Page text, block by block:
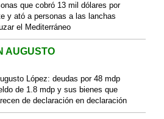
que cobró 13 mil dólares por
y ató a personas a las lanchas
el Mediterráneo
AUGUSTO
López: deudas por 48 mdp
de 1.8 mdp y sus bienes que
de declaración en declaración